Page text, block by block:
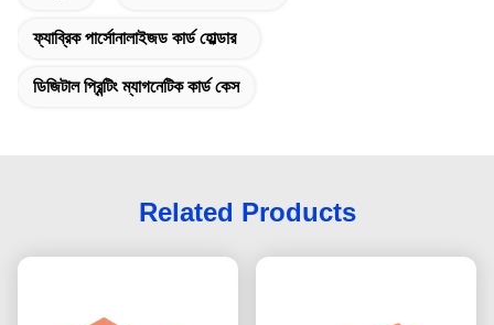
ফ্যাব্রিক পার্সোনালাইজড কার্ড হোল্ডার
ডিজিটাল প্রিন্টিং ম্যাগনেটিক কার্ড কেস
Related Products